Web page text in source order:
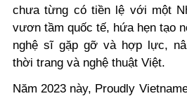
chưa từng có tiền lệ với một
vươn tầm quốc tế, hứa hẹn tạo
nghệ sĩ gặp gỡ và hợp lực,
thời trang và nghệ thuật Việt.
Năm 2023 này, Proudly